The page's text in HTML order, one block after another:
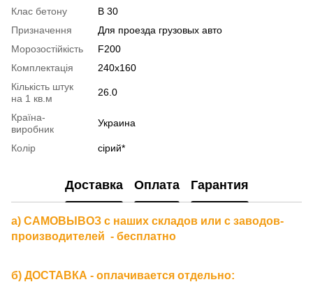
Клас бетону
В 30
Призначення
Для проезда грузовых авто
Морозостійкість
F200
Комплектація
240х160
Кількість штук
на 1 кв.м
26.0
Країна-
виробник
Украина
Колір сірий*
Доставка Оплата Гарантия
а) САМОВЫВОЗ с наших складов или с заводов-
производителей - бесплатно
б) ДОСТАВКА - оплачивается отдельно: